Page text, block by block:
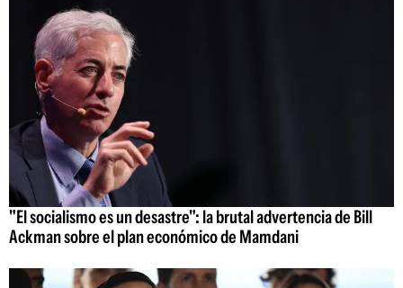
"El socialismo es un desastre": la brutal advertencia de Bill
Ackman sobre el plan económico de Mamdani